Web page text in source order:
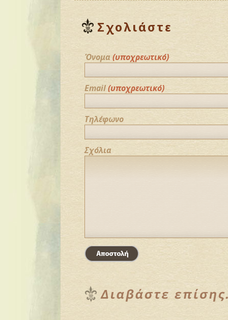
Σχολιάστε
Όνομα (υποχρεωτικό)
Email(υποχρεωτικό)
Τηλέφωνο
Σχόλια